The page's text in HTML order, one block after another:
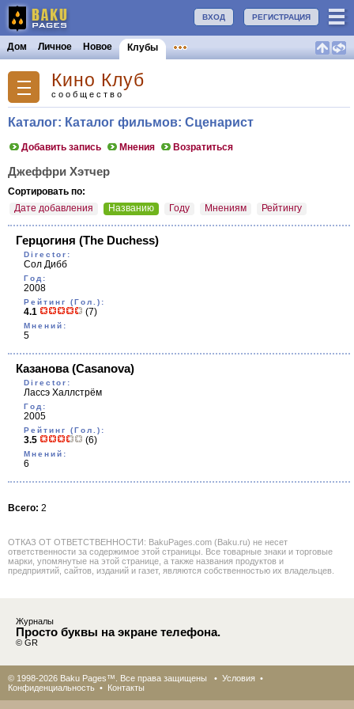
РЕГИСТРАЦИЯ
ВХОД
Дом Личное Новое Клубы
Кино Клуб
сообщество
Каталог: Каталог фильмов: Сценарист
Добавить запись Мнения Возратиться
Джеффри Хэтчер
Сортировать по:
Дате добавления
Названию Году Мнениям Рейтингу
Герцогиня (The Duchess)
Director:
Сол Дибб
Год:
2008
Рейтинг (Гол.):
4.1 (7)
Мнений:
5
Казанова(Casanova)
Director:
Лассэ Халлстрём
Год:
2005
Рейтинг (Гол.):
3.5 (6)
Мнений:
6
Всего: 2
ОТКАЗ ОТ ОТВЕТСТВЕННОСТИ: BakuPages.com (Baku.ru) не несет
ответственности за содержимое этой страницы. Все товарные знаки и торговые
марки, упомянутые на этой странице, а также названия продуктов и
предприятий, сайтов, изданий и газет, являются собственностью их владельцев.
Журналы
Просто буквы на экране телефона.
© GR
© 1998-2026 Baku Pages™. Все права защищены • Условия •
Конфиденциальность • Контакты